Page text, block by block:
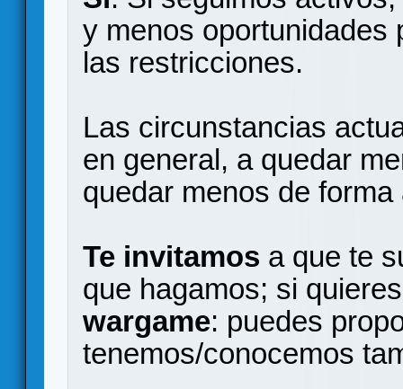
y menos oportunidades
las restricciones.
Las circunstancias
en general, a quedar
quedar menos de forma
Te invitamos a que te
que hagamos; si
wargame: puedes
tenemos/conocemos